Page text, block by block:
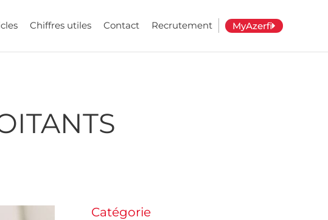
Chiffres utiles Contact Recrutement MyAzerfi
Catégorie